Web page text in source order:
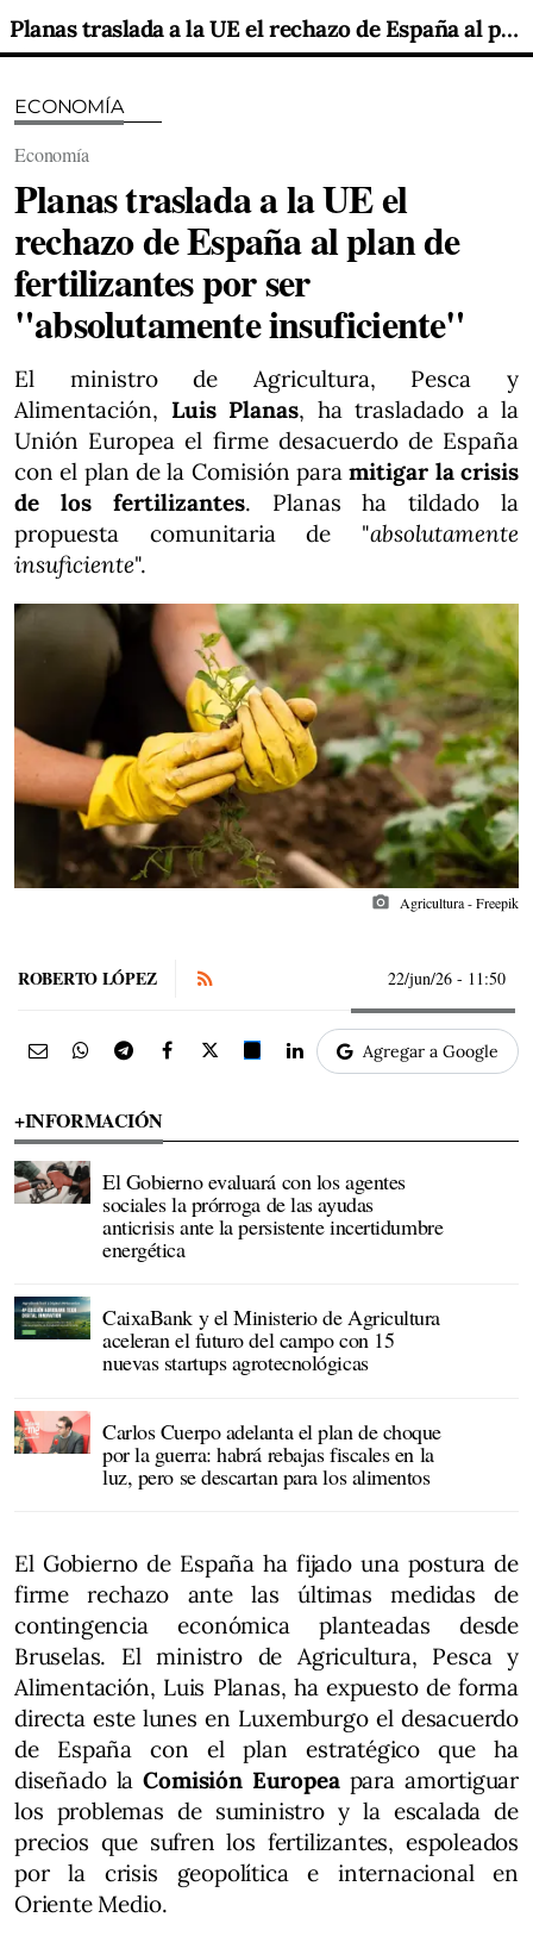
Planas traslada a la UE el rechazo de España al plan de fertilizantes por ser "absolutamente insuficiente"
ECONOMÍA
Economía
Planas traslada a la UE el
rechazo de España al plan de
fertilizantes por ser
"absolutamente insuficiente"
El ministro de Agricultura, Pesca y
Alimentación, Luis Planas, ha trasladado a la
Unión Europea el firme desacuerdo de España
con el plan de la Comisión paramitigar la crisis
de los fertilizantes. Planas ha tildado la
propuesta comunitaria de "absolutamente
insuficiente".
photo_camera Agricultura - Freepik
ROBERTO LÓPEZ 22/jun/26 - 11:50
Agregar a Google
+INFORMACIÓN
El Gobierno evaluará con los agentes
sociales la prórroga de las ayudas
anticrisis ante la persistente incertidumbre
energética
CaixaBank y el Ministerio de Agricultura
aceleran el futuro del campo con 15
nuevas startups agrotecnológicas
Carlos Cuerpo adelanta el plan de choque
por la guerra: habrá rebajas fiscales en la
luz, pero se descartan para los alimentos
El Gobierno de España ha fijado una postura de
firme rechazo ante las últimas medidas de
contingencia económica planteadas desde
Bruselas. El ministro de Agricultura, Pesca y
Alimentación, Luis Planas, ha expuesto de forma
directa este lunes en Luxemburgo el desacuerdo
de España con el plan estratégico que ha
diseñado laComisión Europeapara amortiguar
los problemas de suministro y la escalada de
precios que sufren los fertilizantes, espoleados
por la crisis geopolítica e internacional en
Oriente Medio.